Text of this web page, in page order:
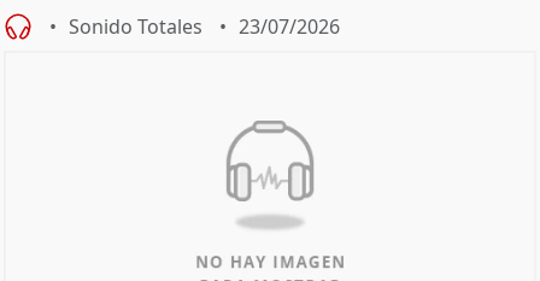
Sonido Totales 23/07/2026